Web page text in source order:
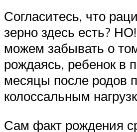
Согласитесь, что
зерно здесь есть?
можем забывать о
рождаясь, ребенок в
месяцы после родов
колоссальным
Сам факт рождения